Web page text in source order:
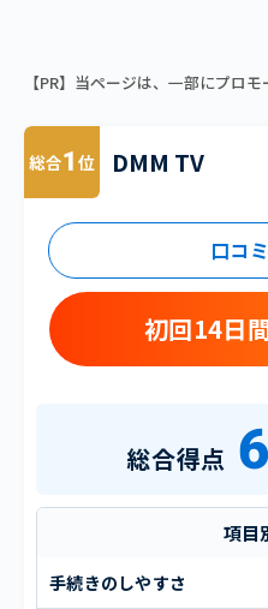
【PR】当ページは、一部にプロ
総合1 位 DMM TV
口コ
初回14日
総合得点
項目
手続きのしやすさ